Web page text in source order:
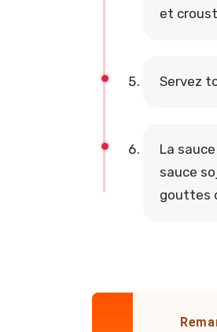
et
Servez
La
sauce
gouttes